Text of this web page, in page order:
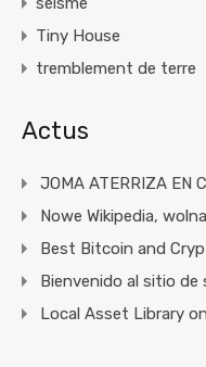
Tiny House
tremblement de terre
Actus
JOMA ATERRIZA EN
Nowe Wikipedia,
Best Bitcoin and
Bienvenido al sitio
Local Asset Library